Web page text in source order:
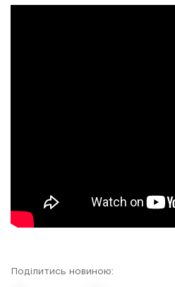
Поділитись новиною: